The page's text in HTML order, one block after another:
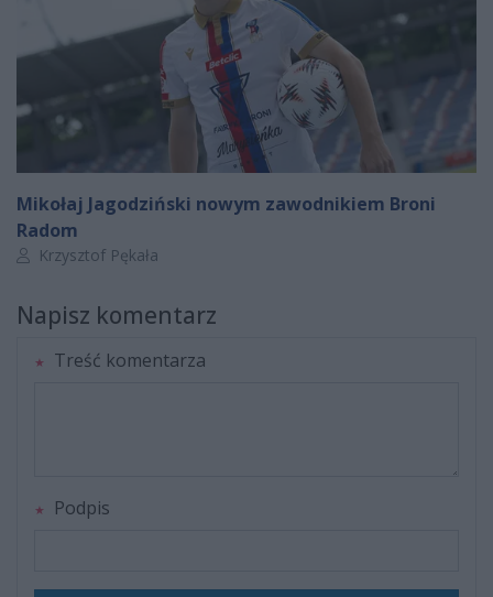
Mikołaj Jagodziński nowym zawodnikiem Broni
Radom
Autor artykułu:
Krzysztof Pękała
Napisz komentarz
Treść komentarza
Podpis